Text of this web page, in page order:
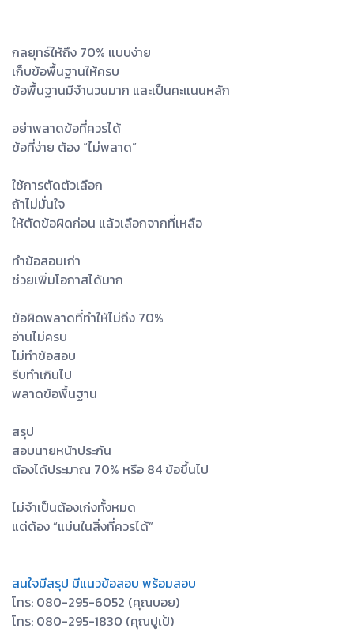
กลยุทธ์ให้ถึง 70% แบบง่าย
เก็บข้อพื้นฐานให้ครบ
ข้อพื้นฐานมีจำนวนมาก และเป็นคะแนนหลัก
อย่าพลาดข้อที่ควรได้
ข้อที่ง่าย ต้อง “ไม่พลาด”
ใช้การตัดตัวเลือก
ถ้าไม่มั่นใจ
ให้ตัดข้อผิดก่อน แล้วเลือกจากที่เหลือ
ทำข้อสอบเก่า
ช่วยเพิ่มโอกาสได้มาก
ข้อผิดพลาดที่ทำให้ไม่ถึง 70%
อ่านไม่ครบ
ไม่ทำข้อสอบ
รีบทำเกินไป
พลาดข้อพื้นฐาน
สรุป
สอบนายหน้าประกัน
ต้องได้ประมาณ 70% หรือ 84 ข้อขึ้นไป
ไม่จำเป็นต้องเก่งทั้งหมด
แต่ต้อง “แม่นในสิ่งที่ควรได้”
สนใจมีสรุป มีแนวข้อสอบ พร้อมสอบ
โทร: 080-295-6052 (คุณบอย)
โทร: 080-295-1830 (คุณปูเป้)